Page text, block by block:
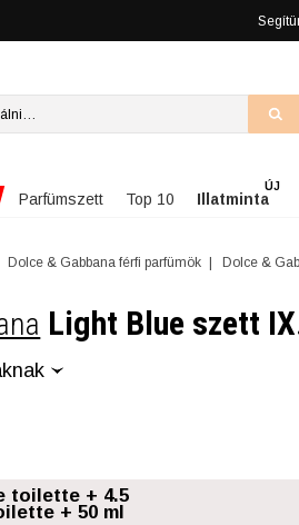
Parfümszett Top 10 Illatminta
ÚJ
Dolce & Gabbana férfi parfümök Dolce &
Light Blue szett
toilette + 4.5
+ 50 ml